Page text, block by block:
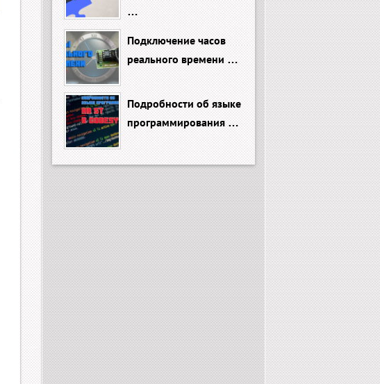
…
Подключение часов
реального времени …
Подробности об языке
программирования …